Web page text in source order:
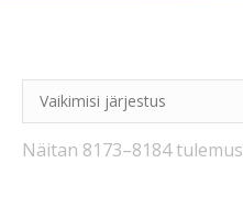
Näitan 8173–8184